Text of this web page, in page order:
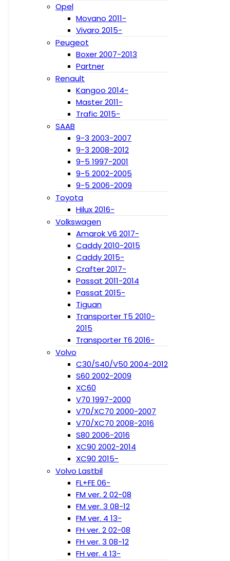
Opel
Movano 2011-
Vivaro 2015-
Peugeot
Boxer 2007-2013
Partner
Renault
Kangoo 2014-
Master 2011-
Trafic 2015-
SAAB
9-3 2003-2007
9-3 2008-2012
9-5 1997-2001
9-5 2002-2005
9-5 2006-2009
Toyota
Hilux 2016-
Volkswagen
Amarok V6 2017-
Caddy 2010-2015
Caddy 2015-
Crafter 2017-
Passat 2011-2014
Passat 2015-
Tiguan
Transporter T5 2010-
2015
Transporter T6 2016-
Volvo
C30/S40/V50 2004-2012
S60 2002-2009
XC60
V70 1997-2000
V70/XC70 2000-2007
V70/XC70 2008-2016
S80 2006-2016
XC90 2002-2014
XC90 2015-
Volvo Lastbil
FL+FE 06-
FM ver. 2 02-08
FM ver. 3 08-12
FM ver. 4 13-
FH ver. 2 02-08
FH ver. 3 08-12
FH ver. 4 13-